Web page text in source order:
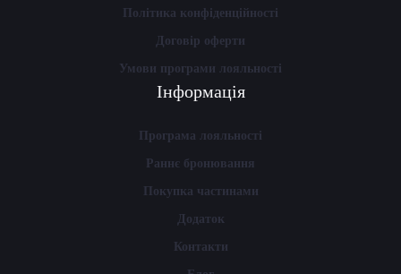
Політика конфіденційності
Договір оферти
Умови програми лояльності
Інформація
Програма лояльності
Раннє бронювання
Покупка частинами
Додаток
Контакти